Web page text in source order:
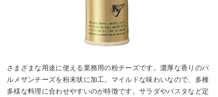
さまざまな用途に使える業務用の粉チーズです。濃厚な香りのパ
ルメザンチーズを粉末状に加工。マイルドな味わいなので、多種
多様な料理に合わせやすいのが特徴です。サラダやパスタなど定